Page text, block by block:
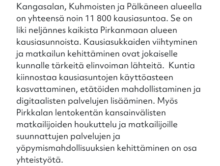
Kangasalan, Kuhmoisten ja Pälkäneen alueella
on yhteensä noin 11 800 kausiasuntoa. Se on
liki neljännes kaikista Pirkanmaan alueen
kausiasunnoista. Kausiasukkaiden viihtyminen
ja matkailun kehittäminen ovat jokaiselle
kunnalle tärkeitä elinvoiman lähteitä. Kuntia
kiinnostaa kausiasuntojen käyttöasteen
kasvattaminen, etätöiden mahdollistaminen ja
digitaalisten palvelujen lisääminen. Myös
Pirkkalan lentokentän kansainvälisten
matkailijoiden houkuttelu ja matkailijoille
suunnattujen palvelujen ja
yöpymismahdollisuuksien kehittäminen on osa
yhteistyötä.